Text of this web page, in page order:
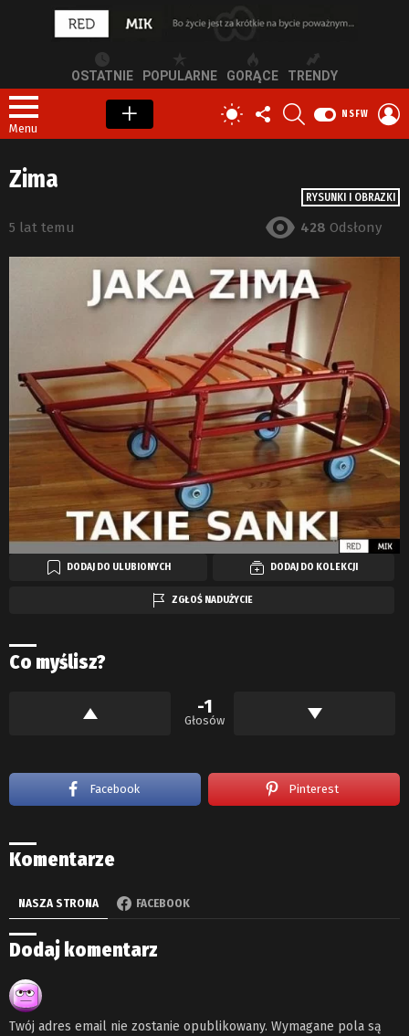
OSTATNIE POPULARNE GORĄCE TRENDY
Menu
PRZEŁĄCZ
SKÓRKĘ
OBSERWUJ
NAS
NSFW
RYSUNKI I OBRAZKI
Zima
5 lat temu 428 Odsłony
DODAJ DO ULUBIONYCH DODAJ DO KOLEKCJI
ZGŁOŚ NADUŻYCIE
Co myślisz?
-1
Głosów
Facebook Pinterest
Komentarze
NASZA STRONA FACEBOOK
Dodaj komentarz
Twój adres email nie zostanie opublikowany. Wymagane pola są